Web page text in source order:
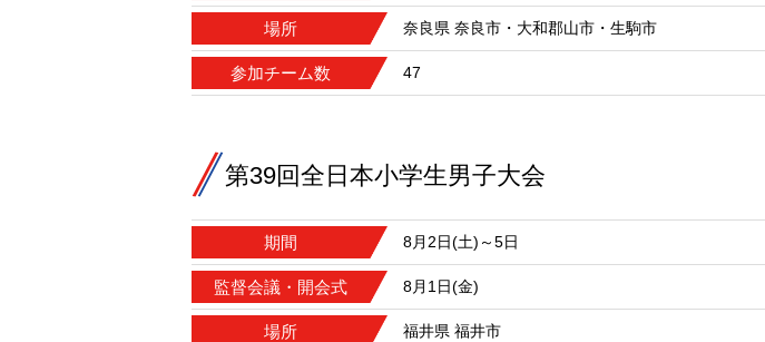
場所 奈良県 奈良市・大和郡山市・生駒市
参加チーム数 47
第39回全日本小学生男子大会
期間 8月2日(土)～5日
監督会議・開会式 8月1日(金)
場所 福井県 福井市